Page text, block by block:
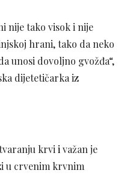
nije tako visok i nije
hrani, tako da neko
unosi dovoljno gvožđa“,
dijetetičarka iz
krviivažan je
u crvenim krvnim